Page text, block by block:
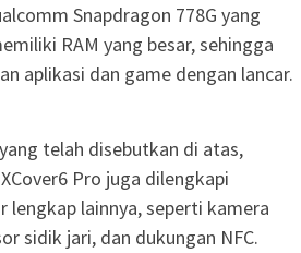
Snapdragon 778G yang
RAM yang besar, sehingga
aplikasi dan game dengan lancar.
telah disebutkan di atas,
Pro juga dilengkapi
lainnya, seperti kamera
sidik jari, dan dukungan NFC.